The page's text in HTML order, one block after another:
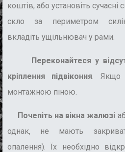
коштів, або установіть сучасні
скло за периметром
вкладіть ущільнювач у рами.
Переконайтеся у
кріплення підвіконня. Якщо
монтажною піною.
Почепіть на вікна жалюзі
однак, не мають
опалення). Їх необхідно